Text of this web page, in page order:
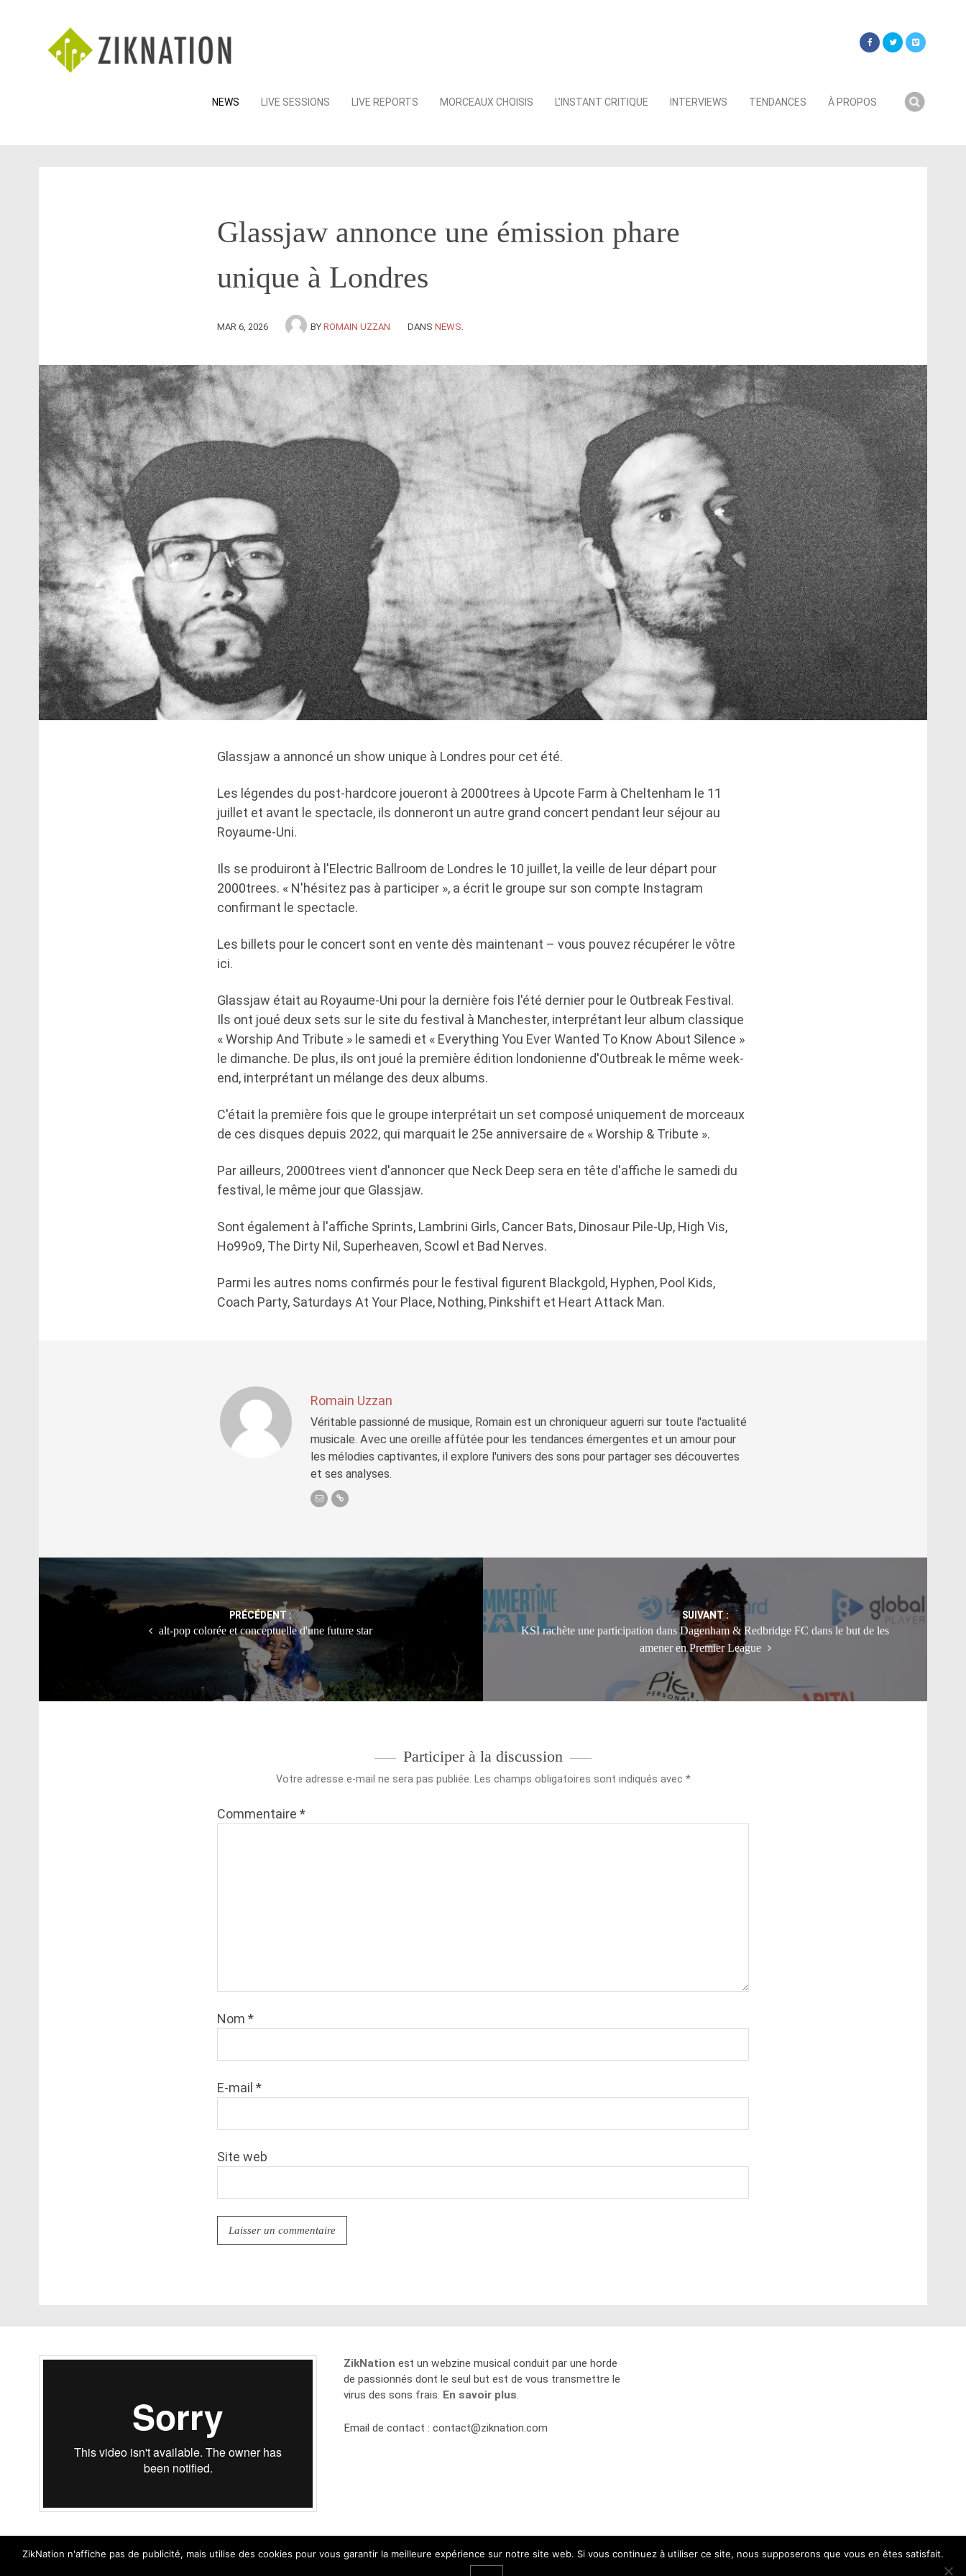
Skip
NEWS LIVE SESSIONS LIVE REPORTS MORCEAUX CHOISIS L’INSTANT CRITIQUE INTERVIEWS TENDANCES À PROPOS
Glassjaw annonce une émission phare
unique à Londres
MAR 6, 2026 BY ROMAIN UZZAN DANS NEWS
Glassjaw a annoncé un show unique à Londres pour cet été.
Les légendes du post-hardcore joueront à 2000trees à Upcote Farm à Cheltenham le 11
juillet et avant le spectacle, ils donneront un autre grand concert pendant leur séjour au
Royaume-Uni.
Ils se produiront à l'Electric Ballroom de Londres le 10 juillet, la veille de leur départ pour
2000trees. « N'hésitez pas à participer », a écrit le groupe sur son compte Instagram
confirmant le spectacle.
Les billets pour le concert sont en vente dès maintenant – vous pouvez récupérer le vôtre
ici.
Glassjaw était au Royaume-Uni pour la dernière fois l'été dernier pour le Outbreak Festival.
Ils ont joué deux sets sur le site du festival à Manchester, interprétant leur album classique
« Worship And Tribute » le samedi et « Everything You Ever Wanted To Know About Silence »
le dimanche. De plus, ils ont joué la première édition londonienne d'Outbreak le même week-
end, interprétant un mélange des deux albums.
C'était la première fois que le groupe interprétait un set composé uniquement de morceaux
de ces disques depuis 2022, qui marquait le 25e anniversaire de « Worship & Tribute ».
Par ailleurs, 2000trees vient d'annoncer que Neck Deep sera en tête d'affiche le samedi du
festival, le même jour que Glassjaw.
Sont également à l'affiche Sprints, Lambrini Girls, Cancer Bats, Dinosaur Pile-Up, High Vis,
Ho99o9, The Dirty Nil, Superheaven, Scowl et Bad Nerves.
Parmi les autres noms confirmés pour le festival figurent Blackgold, Hyphen, Pool Kids,
Coach Party, Saturdays At Your Place, Nothing, Pinkshift et Heart Attack Man.
Romain Uzzan
Véritable passionné de musique, Romain est un chroniqueur aguerri sur toute l'actualité
musicale. Avec une oreille affûtée pour les tendances émergentes et un amour pour
les mélodies captivantes, il explore l'univers des sons pour partager ses découvertes
et ses analyses.
navigation
PRÉCÉDENT :
alt-pop colorée et conceptuelle d'une future star
SUIVANT :
KSI rachète une participation dans Dagenham & Redbridge FC dans le but de les
amener en Premier League
Participer à la discussion
Votre adresse e-mail ne sera pas publiée. Les champs obligatoires sont indiqués avec *
Commentaire *
Nom *
E-mail *
Site web
ZikNation est un webzine musical conduit par une horde
de passionnés dont le seul but est de vous transmettre le
virus des sons frais. En savoir plus.
Email de contact :contact@ziknation.com
ZikNation n'affiche pas de publicité, mais utilise des cookies pour vous garantir la meilleure expérience sur notre site web. Si vous continuez à utiliser ce site, nous supposerons que vous en êtes satisfait.